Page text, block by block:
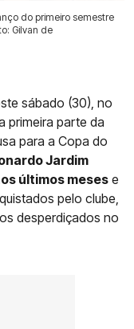
do primeiro semestre
Gilvan de
sábado (30), no
primeira parte da
para a Copa do
Jardim
últimos meses e
pelo clube,
desperdiçados no